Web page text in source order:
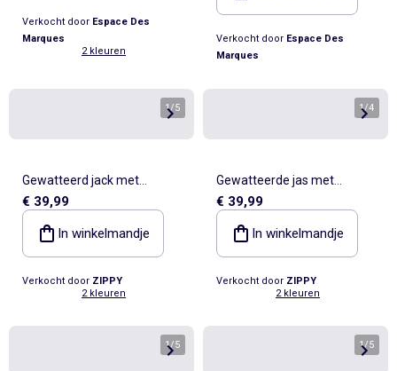
Verkocht door Espace Des
Marques
2 kleuren
Verkocht door Espace Des
Marques
1/5
Gewatteerd jack met
capuchon en voering van
polarfleece
€ 39,99
In winkelmandje
Verkocht door ZIPPY
2 kleuren
1/4
Gewatteerde jas met
capuchon en voering van
fleece
€ 39,99
In winkelmandje
Verkocht door ZIPPY
2 kleuren
1/5 1/5